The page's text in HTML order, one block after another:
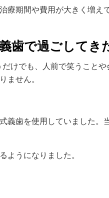
療期間や費用が大きく増え
歯で過ごしてき
けでも、人前で笑うこと
ません。
義歯を使用していました。
ようになりました。